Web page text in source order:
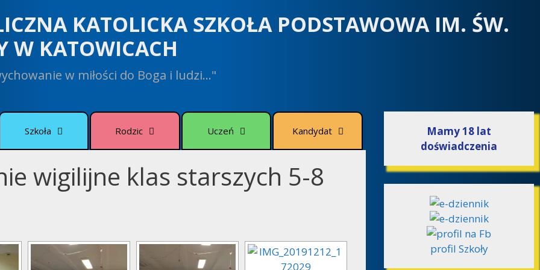
KATOLICKA SZKOŁA PODSTAWOWA IM. ŚW.
W KATOWICACH
w miłości do Boga i ludzi…"
Szkoła Rodzic Uczeń Kandydat
wigilijne klas starszych 5-8
Mamy 18 lat
doświadczenia
profil Szkoły